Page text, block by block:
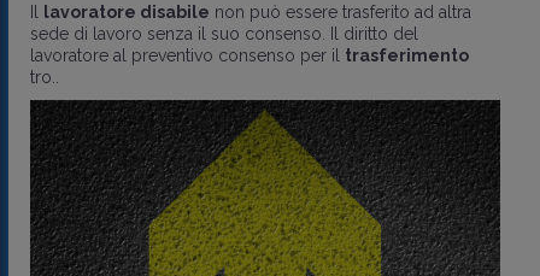
lavoratore disabile non può essere trasferito ad altra
sede di lavoro senza il suo consenso. Il diritto del
lavoratore al preventivo consenso per il trasferimento
tro..